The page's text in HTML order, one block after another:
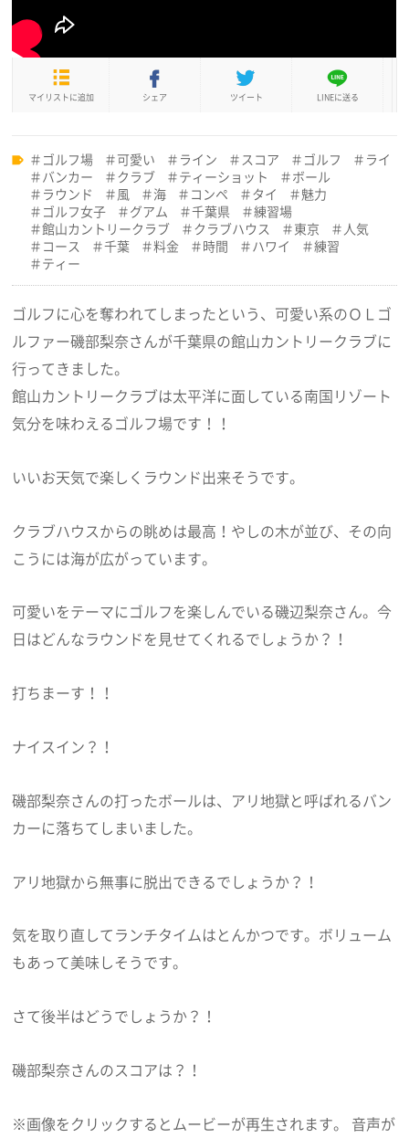
マイリストに追加 シェア ツイート LINEに送る
ゴルフ場 可愛い ライン スコア ゴルフ
ライ
バンカー
クラブ ティーショット
ボール
ラウンド
風 海 コンペ タイ
魅力
ゴルフ女子
グアム 千葉県
練習場
館山カントリークラブ
クラブハウス 東京
人気
コース
千葉 料金 時間 ハワイ
練習
ティー
ゴルフに心を奪われてしまったという、可愛い系のＯＬゴ
ルファー磯部梨奈さんが千葉県の館山カントリークラブに
行ってきました。
館山カントリークラブは太平洋に面している南国リゾート
気分を味わえるゴルフ場です！！
いいお天気で楽しくラウンド出来そうです。
クラブハウスからの眺めは最高！やしの木が並び、その向
こうには海が広がっています。
可愛いをテーマにゴルフを楽しんでいる磯辺梨奈さん。今
日はどんなラウンドを見せてくれるでしょうか？！
打ちまーす！！
ナイスイン？！
磯部梨奈さんの打ったボールは、アリ地獄と呼ばれるバン
カーに落ちてしまいました。
アリ地獄から無事に脱出できるでしょうか？！
気を取り直してランチタイムはとんかつです。ボリューム
もあって美味しそうです。
さて後半はどうでしょうか？！
磯部梨奈さんのスコアは？！
※画像をクリックするとムービーが再生されます。 音声が